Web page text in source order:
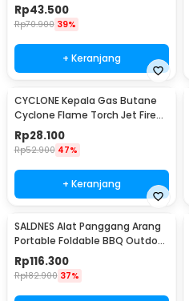
Rp43.500
Rp70.900 39%
+ Keranjang
CYCLONE Kepala Gas Butane
Cyclone Flame Torch Jet Fire
Gun - 930
Rp28.100
Rp52.900 47%
+ Keranjang
SALDNES Alat Panggang Arang
Portable Foldable BBQ Outdoor
Grill Stove - TL-353
Rp116.300
Rp182.900 37%